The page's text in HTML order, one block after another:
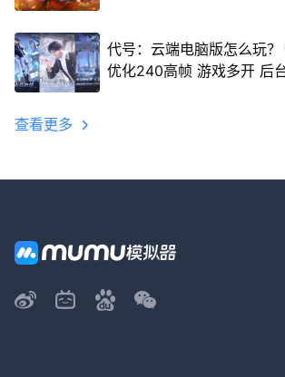
代号：云端电脑版怎么玩
优化240高帧 游戏多开 后
查看更多